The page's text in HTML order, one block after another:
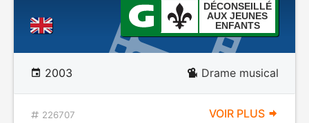
DÉCONSEILLÉ
AUX JEUNES
ENFANTS
2003 Drame musical
226707 VOIR PLUS